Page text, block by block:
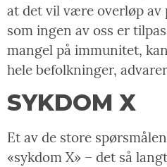
at det vil være overløp
som ingen av oss er
mangel på immunitet,
hele befolkninger,
SYKDOM X
Et av de store
«sykdom X» – det så